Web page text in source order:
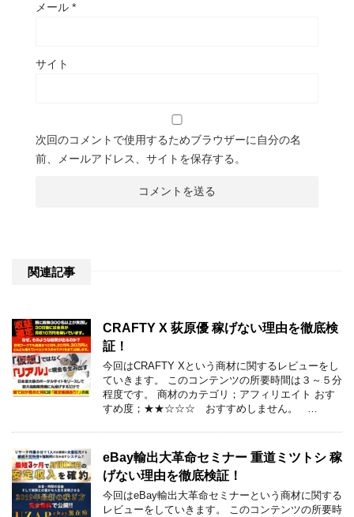
メール *
サイト
次回のコメントで使用するためブラウザーに自分の名
前、メールアドレス、サイトを保存する。
関連記事
CRAFTY X 荻原優 稼げない理由を徹底検
証！
今回はCRAFTY Xという商材に関するレビューをし
ていきます。 このコンテンツの所要時間は３～５分
程度です。 商材のカテゴリ；アフィリエイト おす
すめ度；★★☆☆☆ おすすめしません。 …
eBay輸出大革命セミナー 重道ミツトシ 稼
げない理由を徹底検証！
今回はeBay輸出大革命セミナーという商材に関する
レビューをしていきます。 このコンテンツの所要時